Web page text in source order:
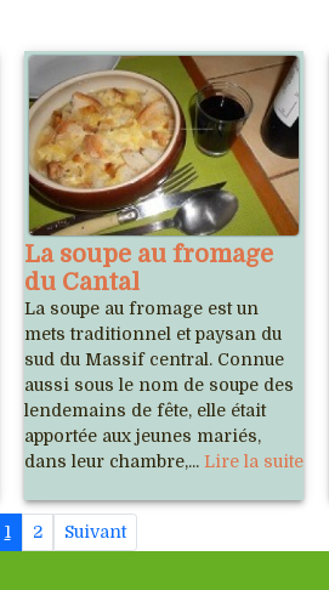
La soupe au fromage
du Cantal
La soupe au fromage est un
mets traditionnel et paysan du
sud du Massif central. Connue
aussi sous le nom de soupe des
lendemains de fête, elle était
apportée aux jeunes mariés,
dans leur chambre,... Lire la suite
1 2 Suivant